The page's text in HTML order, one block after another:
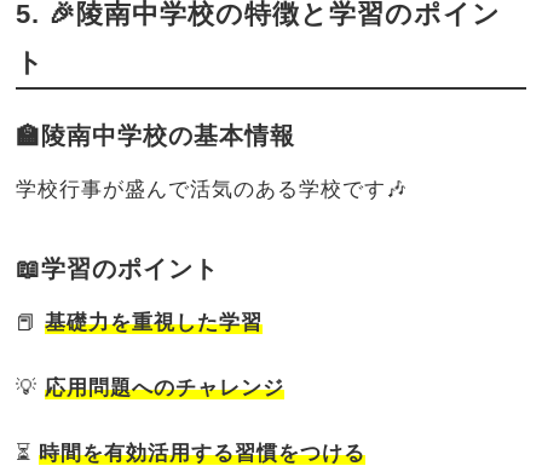
5. 🎉陵南中学校の特徴と学習のポイン
ト
🏫陵南中学校の基本情報
学校行事が盛んで活気のある学校です🎶
📖学習のポイント
📕基礎力を重視した学習
💡応用問題へのチャレンジ
⏳時間を有効活用する習慣をつける